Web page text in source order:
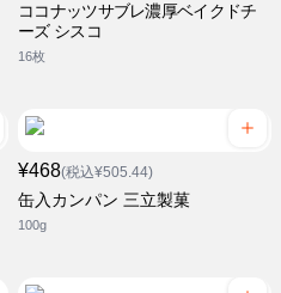
ココナッツサブレ濃厚ベイクドチ
ーズ シスコ
16枚
¥468(税込¥505.44)
缶入カンパン 三立製菓
100g